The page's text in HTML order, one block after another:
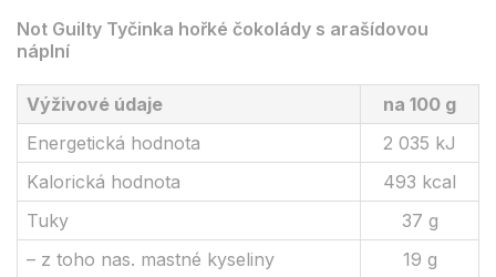
Not Guilty Tyčinka hořké čokolády s arašídovou
náplní
Výživové údaje
na 100 g
Energetická hodnota
2 035 kJ
Kalorická hodnota
493 kcal
Tuky
37 g
– z toho nas. mastné kyseliny
19 g